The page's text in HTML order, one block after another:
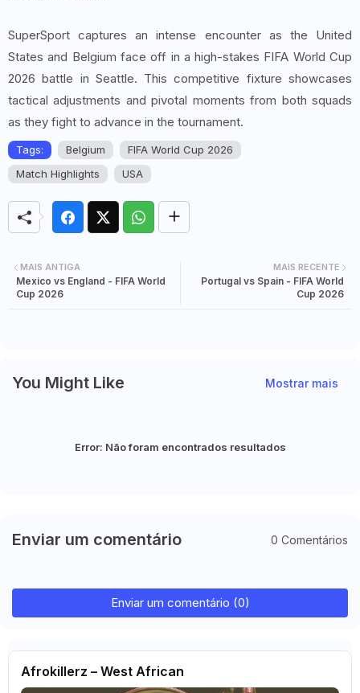
SuperSport captures an intense encounter as the United
States and Belgium face off in a high-stakes FIFA World Cup
2026 battle in Seattle. This competitive fixture showcases
tactical adjustments and pivotal moments from both squads
as they fight to advance in the tournament.
Tags: Belgium
FIFA World Cup 2026
Match Highlights
USA
MAIS RECENTE
Portugal vs Spain - FIFA World
Cup 2026
MAIS ANTIGA
Mexico vs England - FIFA World
Cup 2026
You Might Like Mostrar mais
Error: Não foram encontrados resultados
Enviar um comentário 0 Comentários
Enviar um comentário (0)
Afrokillerz – West African